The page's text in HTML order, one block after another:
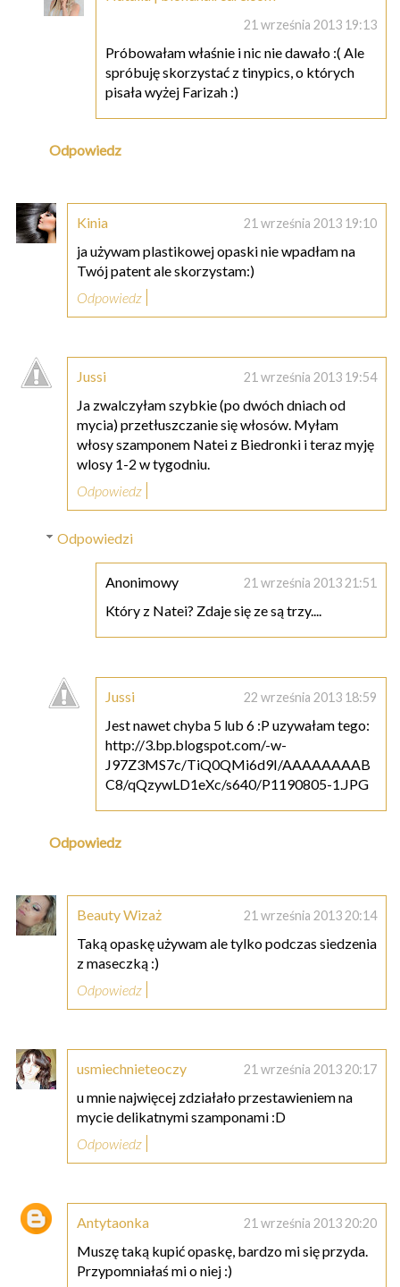
21 września 2013 19:13
Próbowałam właśnie i nic nie dawało :( Ale
spróbuję skorzystać z tinypics, o których
pisała wyżej Farizah :)
Odpowiedz
Kinia 21 września 2013 19:10
ja używam plastikowej opaski nie wpadłam na
Twój patent ale skorzystam:)
Odpowiedz
Jussi 21 września 2013 19:54
Ja zwalczyłam szybkie (po dwóch dniach od
mycia) przetłuszczanie się włosów. Myłam
włosy szamponem Natei z Biedronki i teraz myję
wlosy 1-2 w tygodniu.
Odpowiedz
Odpowiedzi
Anonimowy 21 września 2013 21:51
Który z Natei? Zdaje się ze są trzy....
Jussi 22 września 2013 18:59
Jest nawet chyba 5 lub 6 :P uzywałam tego:
http://3.bp.blogspot.com/-w-
J97Z3MS7c/TiQ0QMi6d9I/AAAAAAAAB
C8/qQzywLD1eXc/s640/P1190805-1.JPG
Odpowiedz
Beauty Wizaż 21 września 2013 20:14
Taką opaskę używam ale tylko podczas siedzenia
z maseczką :)
Odpowiedz
usmiechnieteoczy 21 września 2013 20:17
u mnie najwięcej zdziałało przestawieniem na
mycie delikatnymi szamponami :D
Odpowiedz
Antytaonka 21 września 2013 20:20
Muszę taką kupić opaskę, bardzo mi się przyda.
Przypomniałaś mi o niej :)